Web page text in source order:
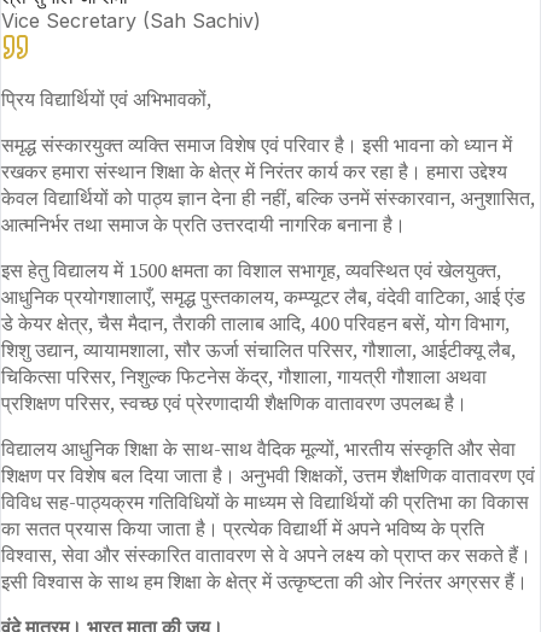
Vice Secretary (Sah Sachiv)
प्रिय विद्यार्थियों एवं अभिभावकों,
समृद्ध संस्कारयुक्त व्यक्ति समाज विशेष एवं परिवार है। इसी भावना को ध्यान में
रखकर हमारा संस्थान शिक्षा के क्षेत्र में निरंतर कार्य कर रहा है। हमारा उद्देश्य
केवल विद्यार्थियों को पाठ्य ज्ञान देना ही नहीं, बल्कि उनमें संस्कारवान, अनुशासित,
आत्मनिर्भर तथा समाज के प्रति उत्तरदायी नागरिक बनाना है।
इस हेतु विद्यालय में 1500 क्षमता का विशाल सभागृह, व्यवस्थित एवं खेलयुक्त,
आधुनिक प्रयोगशालाएँ, समृद्ध पुस्तकालय, कम्प्यूटर लैब, वंदेवी वाटिका, आई एंड
डे केयर क्षेत्र, चैस मैदान, तैराकी तालाब आदि, 400 परिवहन बसें, योग विभाग,
शिशु उद्यान, व्यायामशाला, सौर ऊर्जा संचालित परिसर, गौशाला, आईटीक्यू लैब,
चिकित्सा परिसर, निशुल्क फिटनेस केंद्र, गौशाला, गायत्री गौशाला अथवा
प्रशिक्षण परिसर, स्वच्छ एवं प्रेरणादायी शैक्षणिक वातावरण उपलब्ध है।
विद्यालय आधुनिक शिक्षा के साथ-साथ वैदिक मूल्यों, भारतीय संस्कृति और सेवा
शिक्षण पर विशेष बल दिया जाता है। अनुभवी शिक्षकों, उत्तम शैक्षणिक वातावरण एवं
विविध सह-पाठ्यक्रम गतिविधियों के माध्यम से विद्यार्थियों की प्रतिभा का विकास
का सतत प्रयास किया जाता है। प्रत्येक विद्यार्थी में अपने भविष्य के प्रति
विश्वास, सेवा और संस्कारित वातावरण से वे अपने लक्ष्य को प्राप्त कर सकते हैं।
इसी विश्वास के साथ हम शिक्षा के क्षेत्र में उत्कृष्टता की ओर निरंतर अग्रसर हैं।